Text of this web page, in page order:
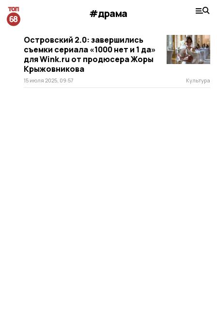
#драма
Островский 2.0: завершились
съемки сериала «1000 нет и 1 да»
для Wink.ru от продюсера Жоры
Крыжовникова
15 июля 2025, 09:57 Культура